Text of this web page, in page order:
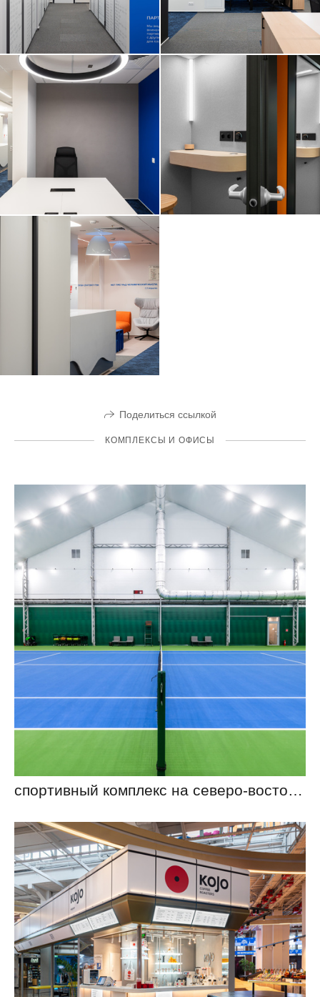
Поделиться ссылкой
КОМПЛЕКСЫ И ОФИСЫ
спортивный комплекс на северо-востоке Москвы